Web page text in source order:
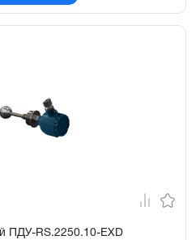
ПДУ-RS.2250.10-ЕХD